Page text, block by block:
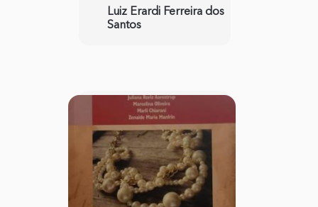
Luiz Erardi Ferreira dos
Santos